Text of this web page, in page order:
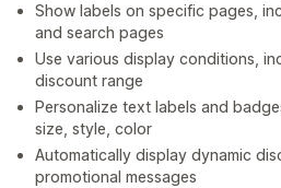
Show labels on specific pages,
and search pages
Use various display conditions,
discount range
Personalize text labels and
size, style, color
Automatically display dynamic
promotional messages